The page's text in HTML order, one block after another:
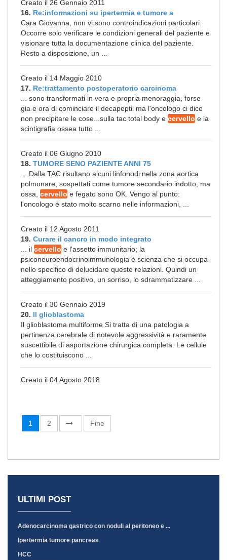
Creato il 26 Gennaio 2011
16. Re:informazioni su ipertermia e tumore a
Cara Giovanna, non vi sono controindicazioni particolari.
Occorre solo verificare le condizioni generali del paziente e
visionare tutta la documentazione clinica del paziente.
Resto a disposizione, un ...
Creato il 14 Maggio 2010
17. Re:trattamento postoperatorio carcinoma
... sono transformati in vera e propria menoraggia, forse
gia e ora di cominciare il decapeptil ma l'oncologo ci dice
non precipitare le cose...sulla tac total body e cervello e la
scintigrafia ossea tutto ...
Creato il 06 Giugno 2010
18. TUMORE SENO PAZIENTE ANNI 75
... Dalla TAC risultano alcuni linfonodi nella zona aortica
polmonare, sospettati come tumore secondario indotto, ma
ossa, cervello e fegato sono OK. Vengo al punto:
l'oncologo è stato molto scarno nelle informazioni, ...
Creato il 12 Agosto 2011
19. Curare il cancro in modo integrato
... il cervello e l'assetto immunitario; la
psiconeuroendocrinoimmunologia è scienza che si occupa
nello specifico di delucidare queste relazioni. Quindi un
atteggiamento positivo, un sorriso, lo sdrammatizzare ...
Creato il 30 Gennaio 2019
20. Il glioblastoma
Il glioblastoma multiforme Si tratta di una patologia a
pertinenza cerebrale di notevole aggressività e raramente
suscettibile di asportazione chirurgica completa. Le cellule
che lo costituiscono ...
Creato il 04 Agosto 2018
1 2 Fine
ULTIMI POST
Adenocarcinoma gastrico con noduli al peritoneo e ...
Ipertermia tumore pancreas
HCC